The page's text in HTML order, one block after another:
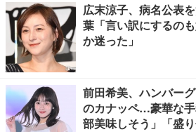
広末涼子、病名公表
葉「言い訳にするの
か迷った」
前田希美、ハンバー
のカナッペ…豪華な
部美味しそう」「盛